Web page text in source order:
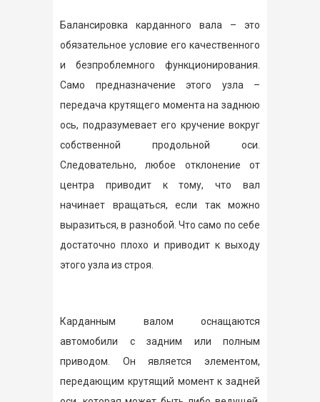
Балансировка карданного вала – это
обязательное условие его качественного
и безпроблемного функционирования.
Само предназначение этого узла –
передача крутящего момента на заднюю
ось, подразумевает его кручение вокруг
собственной продольной оси.
Следовательно, любое отклонение от
центра приводит к тому, что вал
начинает вращаться, если так можно
выразиться, в разнобой. Что само по себе
достаточно плохо и приводит к выходу
этого узла из строя.
Карданным валом оснащаются
автомобили с задним или полным
приводом. Он является элементом,
передающим крутящий момент к задней